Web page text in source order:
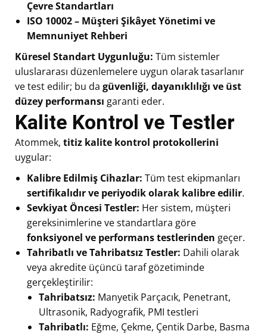
Çevre Standartları
ISO 10002 – Müşteri Şikâyet Yönetimi ve
Memnuniyet Rehberi
Küresel Standart Uygunluğu: Tüm sistemler
uluslararası düzenlemelere uygun olarak tasarlanır
ve test edilir; bu da güvenliği, dayanıklılığı ve üst
düzey performansı garanti eder.
Kalite Kontrol ve Testler
Atommek, titiz kalite kontrol protokollerini
uygular:
Kalibre Edilmiş Cihazlar: Tüm test ekipmanları
sertifikalıdır ve periyodik olarak kalibre edilir.
Sevkiyat Öncesi Testler: Her sistem, müşteri
gereksinimlerine ve standartlara göre
fonksiyonel ve performans testlerinden geçer.
Tahribatlı ve Tahribatsız Testler: Dahili olarak
veya akredite üçüncü taraf gözetiminde
gerçekleştirilir:
Tahribatsız: Manyetik Parçacık, Penetrant,
Ultrasonik, Radyografik, PMI testleri
Tahribatlı: Eğme, Çekme, Çentik Darbe, Basma